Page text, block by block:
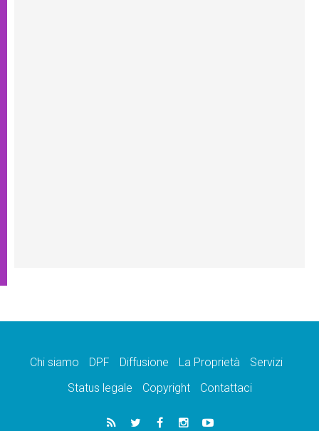
Chi siamo DPF Diffusione La Proprietà
Servizi
Status legale
Copyright Contattaci